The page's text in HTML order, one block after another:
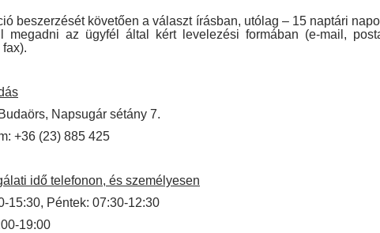
beszerzését követően a választ írásban, utólag – 15 naptári
megadni az ügyfél által kért levelezési formában (e-mail,
Napsugár sétány 7.
+36 (23) 885 425
idő telefonon, és személyesen
15:30, Péntek: 07:30-12:30
19:00